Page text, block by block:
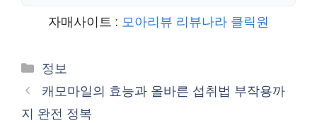
자매사이트 : 모아리뷰 리뷰나라 클릭원
Categories
정보
캐모마일의 효능과 올바른 섭취법 부작용까
지 완전 정복